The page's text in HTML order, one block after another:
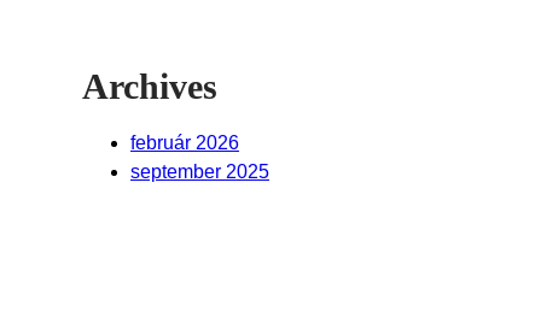
Archives
február 2026
september 2025